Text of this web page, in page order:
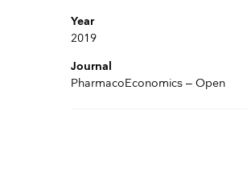
Year
2019
Journal
PharmacoEconomics – Open